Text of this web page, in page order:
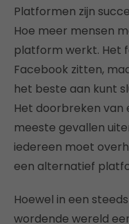
Platformen zijn
Hoe meer mensen
platform werkt. Het
Facebook zitten,
het beste aan kunt
Het doorbreken van
meeste gevallen
iedereen moet
een alternatief
Hoewel in een
wordende wereld